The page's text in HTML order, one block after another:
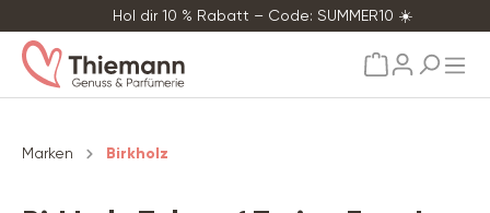
Hol dir 10 % Rabatt – Code: SUMMER10 ☀️
Marken Birkholz